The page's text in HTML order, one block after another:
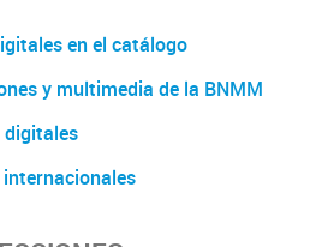
en el catálogo
y multimedia de la BNMM
digitales